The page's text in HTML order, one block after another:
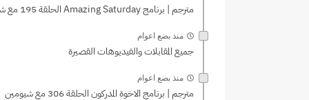
مترجم | برنامج Amazing Saturday الحلقة 195 مع شيومين
منذ بضع اعوام
جميع المقابلات والفيديوهات القصيرة
منذ بضع اعوام
مترجم | برنامج الاخوة المدركون الحلقة 306 مع شيومين